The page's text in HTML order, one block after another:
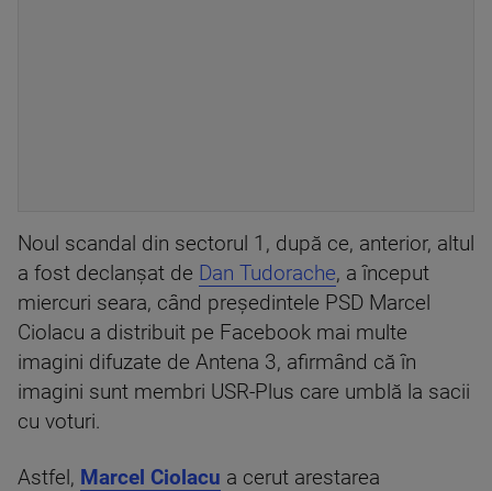
Noul scandal din sectorul 1, după ce, anterior, altul
a fost declanșat de Dan Tudorache, a început
miercuri seara, când președintele PSD Marcel
Ciolacu a distribuit pe Facebook mai multe
imagini difuzate de Antena 3, afirmând că în
imagini sunt membri USR-Plus care umblă la sacii
cu voturi.
Astfel, Marcel Ciolacu a cerut arestarea